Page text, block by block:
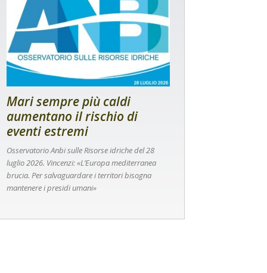
Mari sempre più caldi
aumentano il rischio di
eventi estremi
Osservatorio Anbi sulle Risorse idriche del 28
luglio 2026. Vincenzi: «L’Europa mediterranea
brucia. Per salvaguardare i territori bisogna
mantenere i presidi umani»